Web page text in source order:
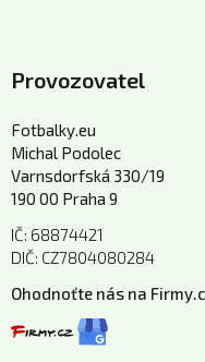
Provozovatel
Fotbalky.eu
Michal Podolec
Varnsdorfská 330/19
190 00 Praha 9
IČ: 68874421
DIČ: CZ7804080284
Ohodnoťte nás na